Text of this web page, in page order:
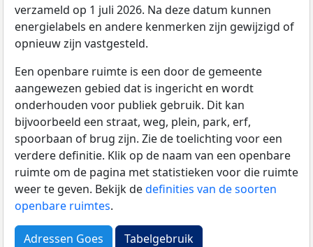
verzameld op 1 juli 2026. Na deze datum kunnen
energielabels en andere kenmerken zijn gewijzigd of
opnieuw zijn vastgesteld.
Een openbare ruimte is een door de gemeente
aangewezen gebied dat is ingericht en wordt
onderhouden voor publiek gebruik. Dit kan
bijvoorbeeld een straat, weg, plein, park, erf,
spoorbaan of brug zijn. Zie de toelichting voor een
verdere definitie. Klik op de naam van een openbare
ruimte om de pagina met statistieken voor die ruimte
weer te geven. Bekijk dedefinities van de soorten
openbare ruimtes.
Adressen Goes Tabelgebruik